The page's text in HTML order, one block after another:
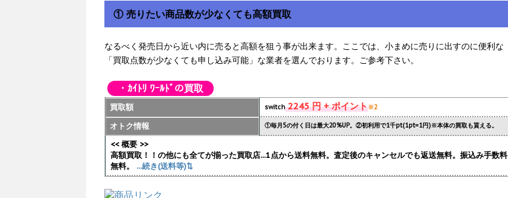
① 売りたい商品数が少なくても高額買取
なるべく発売日から近い内に売ると高額を狙う事が出来ます。ここでは、小まめに売りに出すのに便利な
「買取点数が少なくても申し込み可能」な業者を選んでおります。ご参考下さい。
・ｶｲﾄﾘ ﾜｰﾙﾄﾞの買取
買取額 switch2245 円 + ポイント※2
オトク情報 ①毎月5の付く日は最大20%UP。②初利用で1千pt(1pt=1円)※本体の買取も貰える。
<< 概要 >>
高額買取！！の他にも全てが揃った買取店...1点から送料無料。査定後のキャンセルでも返送無料。振込み手数料
無料。
...続き(送料等)⇅